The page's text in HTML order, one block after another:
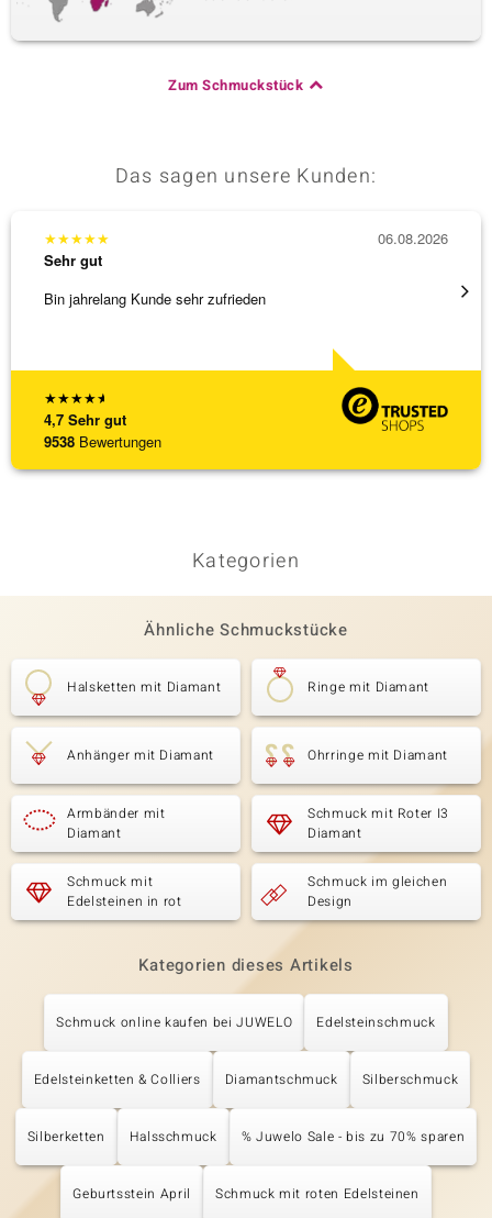
Zum Schmuckstück
Das sagen unsere Kunden:
★★★★★
4,7 Sehr gut
9538 Bewertungen
★★★★★
Sehr gut
Bin jahrelang Kunde sehr zufrieden
06.08.2026
Kategorien
Ähnliche Schmuckstücke
Halsketten mit Diamant Ringe mit Diamant
Anhänger mit Diamant Ohrringe mit Diamant
Armbänder mit
Diamant
Schmuck mit Roter I3
Diamant
Schmuck mit
Edelsteinen in rot
Schmuck im gleichen
Design
Kategorien dieses Artikels
Schmuck online kaufen bei JUWELO Edelsteinschmuck
Edelsteinketten & Colliers Diamantschmuck Silberschmuck
Silberketten Halsschmuck % Juwelo Sale - bis zu 70% sparen
Geburtsstein April Schmuck mit roten Edelsteinen